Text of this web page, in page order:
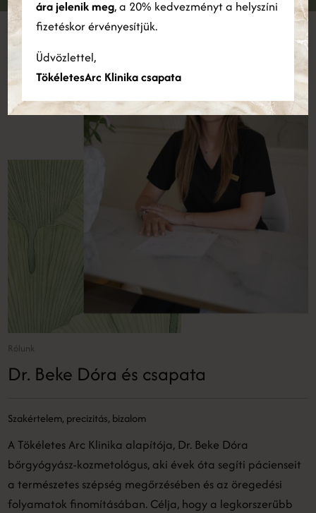
Rólunk
Dr. Beke Dóra és csapata
Szakértelem, precizitás, bizalom
A Tökéletes Arc Klinika alapítója, Dr. Beke Dóra
bőrgyógyász-kozmetológus, aki évek óta segíti pácienseit
a természetes szépség megőrzésében és az öregedési
folyamatok finomításában. Célja, hogy a legkorszerűbb
ára jelenik meg, a 20% kedvezményt a helyszíni
fizetéskor érvényesítjük.
Üdvözlettel,
TökéletesArc Klinika csapata
ÖSSZES ELFOGADÁSA
ÖSSZES ELUTASÍTÁSA